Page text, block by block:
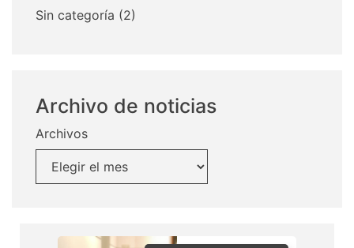
Sin categoría (2)
Archivo de noticias
Archivos